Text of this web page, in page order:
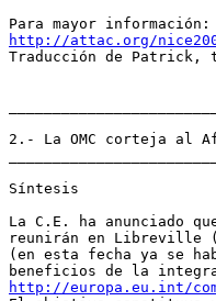
http://attac.org/
Traducción de Patrick,
2.- La OMC corteja al
Síntesis
La C.E. ha anunciado
reunirán en Libreville
(en esta fecha ya se
http://europa.eu.int/